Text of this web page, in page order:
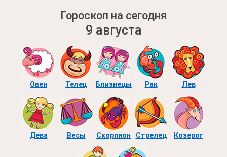
Гороскоп на сегодня
9 августа
Овен Телец Близнецы Рак Лев
Дева Весы Скорпион Стрелец Козерог